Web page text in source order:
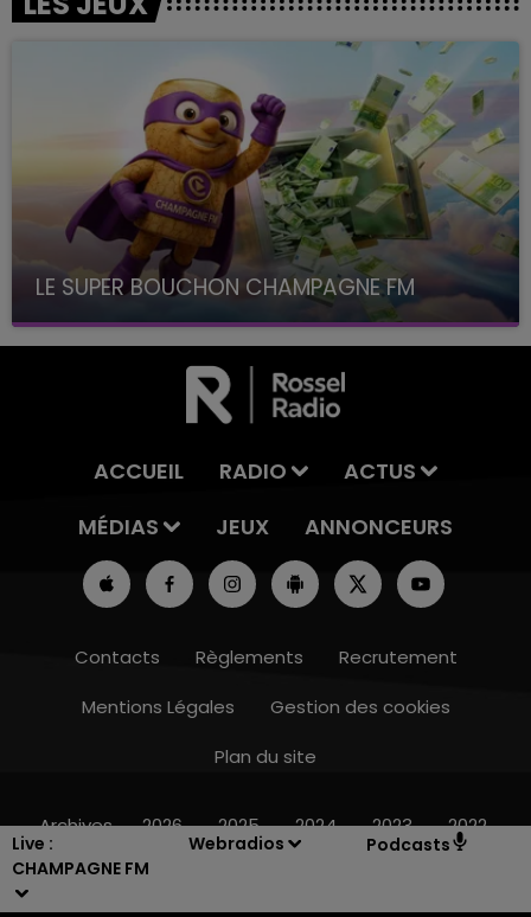
Live :
CHAMPAGNE FM
Webradios Podcasts
10h00 - 14h00
LE SUPER BOUCHON CHAMPAGNE FM
avec La Famille Champagne FM, à 8H10
ACCUEIL RADIO
ACTUS
MÉDIAS
JEUX ANNONCEURS
Contacts Règlements
Recrutement
Mentions Légales
Gestion des cookies
Plan du site
Archives 2026 2025 2024 2023 2022